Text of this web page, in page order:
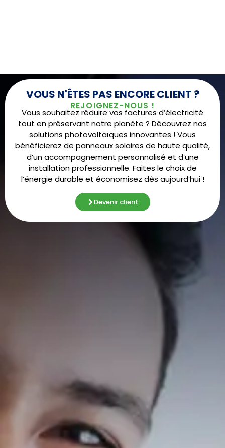
VOUS N'ÊTES PAS ENCORE CLIENT ?
REJOIGNEZ-NOUS !
Vous souhaitez réduire vos factures d’électricité
tout en préservant notre planète ? Découvrez nos
solutions photovoltaïques innovantes ! Vous
bénéficierez de panneaux solaires de haute qualité,
d’un accompagnement personnalisé et d’une
installation professionnelle. Faites le choix de
l’énergie durable et économisez dès aujourd’hui !
Devenir client